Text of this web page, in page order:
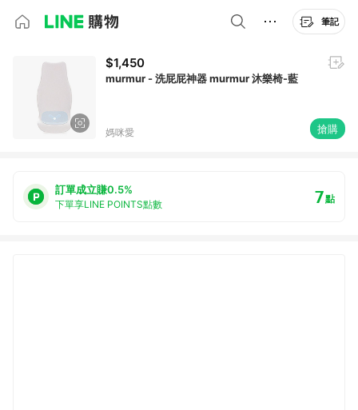
筆記
$1,450
murmur - 洗屁屁神器 murmur 沐樂椅-藍
媽咪愛 搶購
訂單成立賺0.5%
下單享LINE POINTS點數 7點